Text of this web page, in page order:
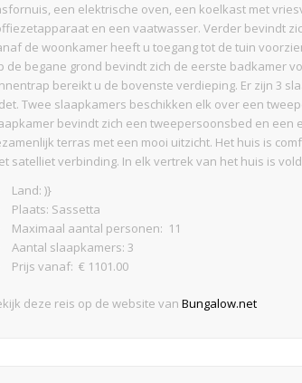
een elektrische oven, een koelkast met
en een vaatwasser. Verder bevindt
de woonkamer heeft u toegang tot de tuin
de begane grond bevindt zich de eerste badkamer
bereikt u de bovenste verdieping. Er zijn 3
Twee slaapkamers beschikken elk over een
bevindt zich een tweepersoonsbed en
terras met een mooi uitzicht. Het huis is
satelliet verbinding. In elk vertrek van het huis is
Land: )}
Plaats: Sassetta
Maximaal aantal personen: 11
Aantal slaapkamers: 3
Prijs vanaf: € 1101.00
deze reis op de website vanBungalow.net